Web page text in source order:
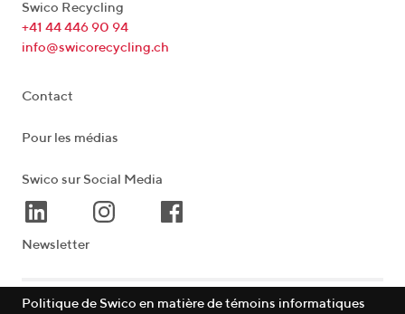
Swico Recycling
+41 44 446 90 94
info@swicorecycling.ch
Contact
Pour les médias
Swico sur Social Media
Newsletter
Politique de Swico en matière de témoins informatiques